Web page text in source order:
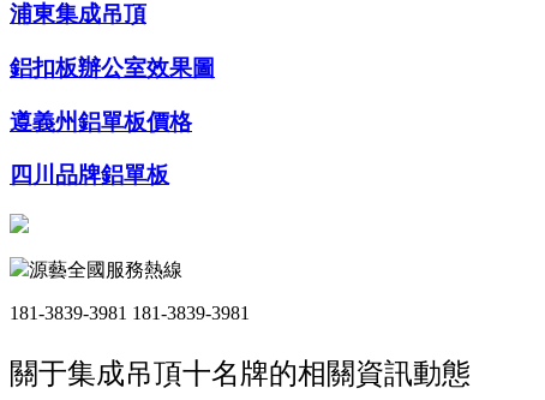
浦東集成吊頂
鋁扣板辦公室效果圖
遵義州鋁單板價格
四川品牌鋁單板
源藝全國服務熱線
181-3839-3981 181-3839-3981
關于集成吊頂十名牌的相關資訊動態